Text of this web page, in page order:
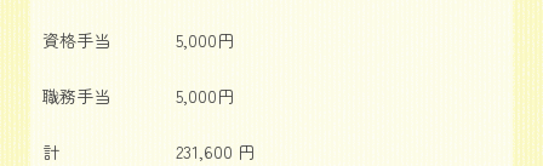
資格手当 5,000円
職務手当 5,000円
計 231,600 円